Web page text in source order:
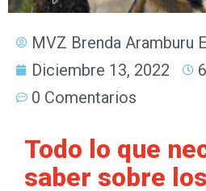
MVZ Brenda Aramburu
Diciembre 13, 2022
0 Comentarios
Todo lo que
saber sobre